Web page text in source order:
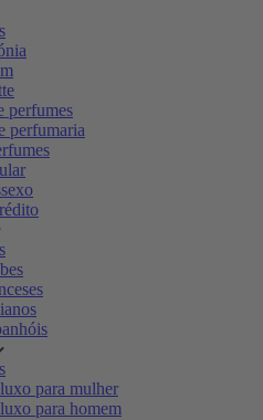
perfumes
perfumaria
para mulher
para homem